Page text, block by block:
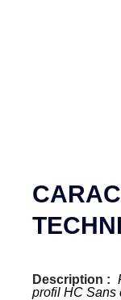
Description :
profil HC Sans